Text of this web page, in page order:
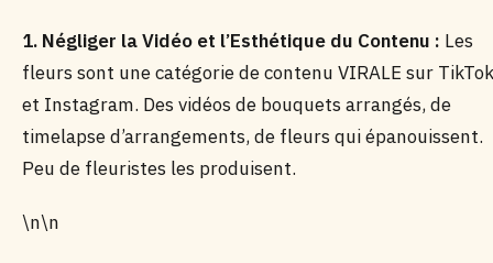
1. Négliger la Vidéo et l’Esthétique du Contenu : Les
fleurs sont une catégorie de contenu VIRALE sur TikTok
et Instagram. Des vidéos de bouquets arrangés, de
timelapse d’arrangements, de fleurs qui épanouissent.
Peu de fleuristes les produisent.
\n\n